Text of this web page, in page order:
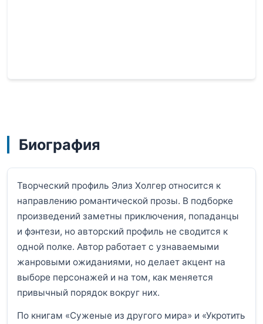
Биография
Творческий профиль Элиз Холгер относится к
направлению романтической прозы. В подборке
произведений заметны приключения, попаданцы
и фэнтези, но авторский профиль не сводится к
одной полке. Автор работает с узнаваемыми
жанровыми ожиданиями, но делает акцент на
выборе персонажей и на том, как меняется
привычный порядок вокруг них.
По книгам «Суженые из другого мира» и «Укротить